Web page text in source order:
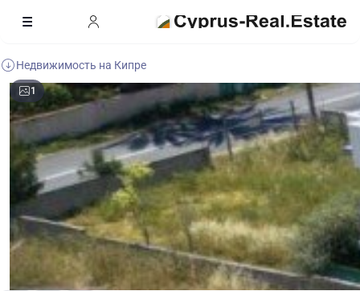
Недвижимость на Кипре
1